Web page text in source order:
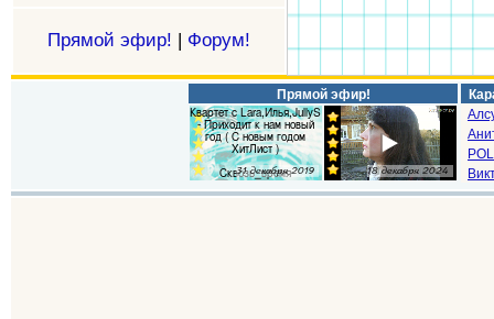
Прямой эфир! | Форум!
Прямой эфир!